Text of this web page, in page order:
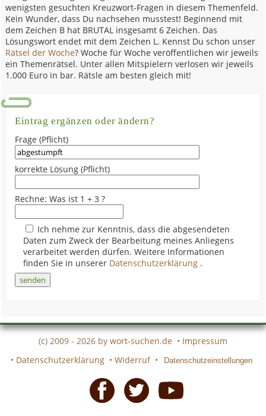
wenigsten gesuchten Kreuzwort-Fragen in diesem Themenfeld.
Kein Wunder, dass Du nachsehen musstest! Beginnend mit
dem Zeichen B hat BRUTAL insgesamt 6 Zeichen. Das
Lösungswort endet mit dem Zeichen L. Kennst Du schon unser
Rätsel der Woche? Woche für Woche veröffentlichen wir jeweils
ein Themenrätsel. Unter allen Mitspielern verlosen wir jeweils
1.000 Euro in bar. Rätsle am besten gleich mit!
Eintrag ergänzen oder ändern?
Frage (Pflicht)
korrekte Lösung (Pflicht)
Rechne: Was ist 1 + 3 ?
Ich nehme zur Kenntnis, dass die abgesendeten
Daten zum Zweck der Bearbeitung meines Anliegens
verarbeitet werden dürfen. Weitere Informationen
finden Sie in unserer Datenschutzerklärung .
(c) 2009 - 2026 by wort-suchen.de • Impressum
• Datenschutzerklärung • Widerruf • Datenschutzeinstellungen